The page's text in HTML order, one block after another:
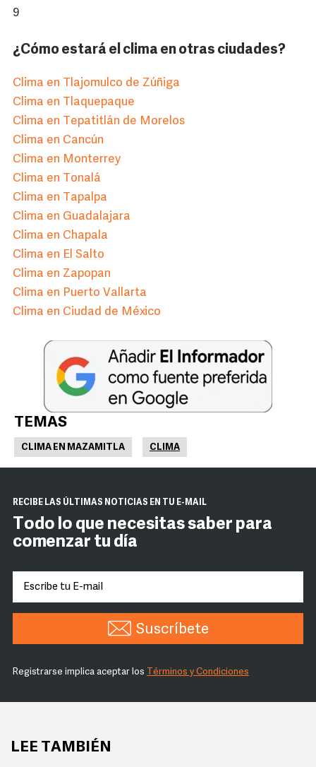
9
¿Cómo estará el clima en otras ciudades?
Clima en Tlajomulco de Zúñiga
Clima en Tlaquepaque
Clima en Tepatitlán de Morelos
Clima en Cancún
Clima en Monterrey
Clima en Tonalá
Clima en Tapalpa
Clima en Guadalajara
Clima en Chapala
Clima en El Salto
Clima en Zapopan
Clima en Puerto Vallarta
Clima en Ciudad de México
TEMAS
CLIMA EN MAZAMITLA CLIMA
RECIBE LAS ÚLTIMAS NOTICIAS EN TU E-MAIL
Todo lo que necesitas saber para
comenzar tu día
Suscríbete
Registrarse implica aceptar los Términos y Condiciones
LEE TAMBIÉN